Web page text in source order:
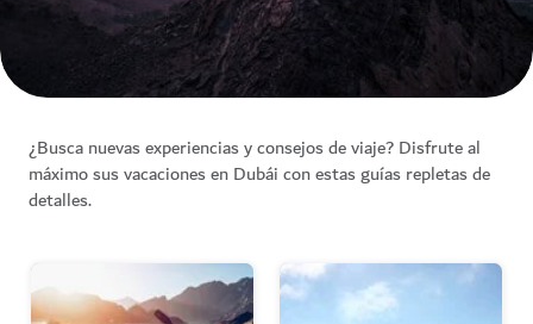
¿Busca nuevas experiencias y consejos de viaje? Disfrute al
máximo sus vacaciones en Dubái con estas guías repletas de
detalles.